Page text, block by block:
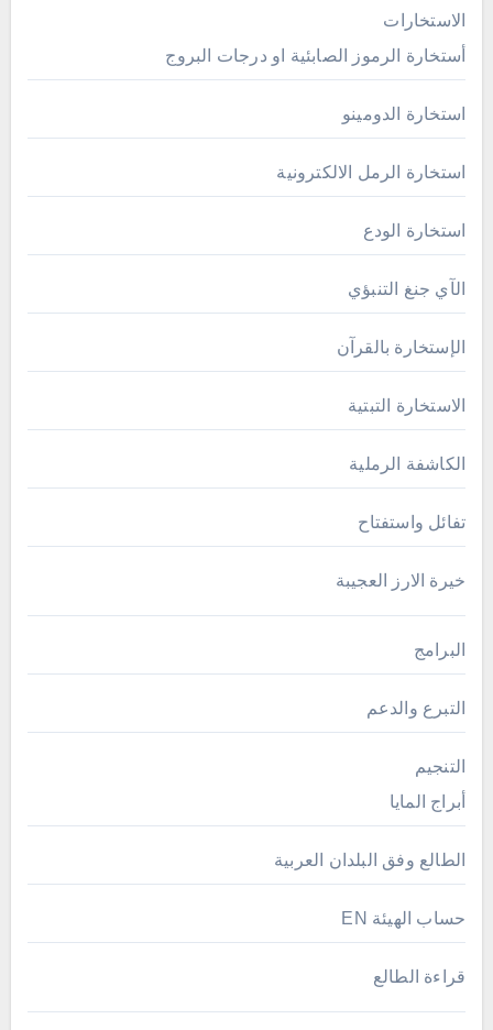
الاستخارات
أستخارة الرموز الصابئية او درجات البروج
استخارة الدومينو
استخارة الرمل الالكترونية
استخارة الودع
الآي جنغ التنبؤي
الإستخارة بالقرآن
الاستخارة التبتية
الكاشفة الرملية
تفائل واستفتاح
خيرة الارز العجيبة
البرامج
التبرع والدعم
التنجيم
أبراج المايا
الطالع وفق البلدان العربية
حساب الهيئة EN
قراءة الطالع